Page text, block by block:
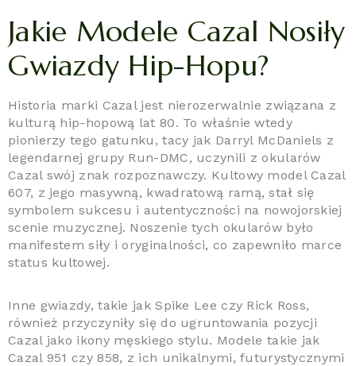
Jakie Modele Cazal Nosiły
Gwiazdy Hip-Hopu?
Historia marki Cazal jest nierozerwalnie związana z
kulturą hip-hopową lat 80. To właśnie wtedy
pionierzy tego gatunku, tacy jak Darryl McDaniels z
legendarnej grupy Run-DMC, uczynili z okularów
Cazal swój znak rozpoznawczy. Kultowy model Cazal
607, z jego masywną, kwadratową ramą, stał się
symbolem sukcesu i autentyczności na nowojorskiej
scenie muzycznej. Noszenie tych okularów było
manifestem siły i oryginalności, co zapewniło marce
status kultowej.
Inne gwiazdy, takie jak Spike Lee czy Rick Ross,
również przyczyniły się do ugruntowania pozycji
Cazal jako ikony męskiego stylu. Modele takie jak
Cazal 951 czy 858, z ich unikalnymi, futurystycznymi